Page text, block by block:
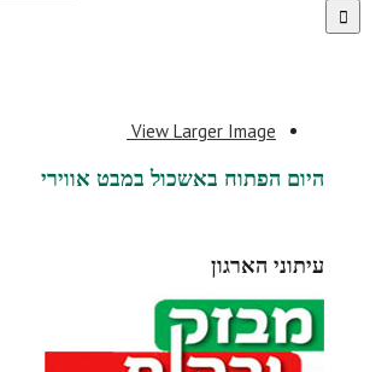
View Larger Image
היום הפתוח באשכול במבט אווירי
עיתוני הארגון